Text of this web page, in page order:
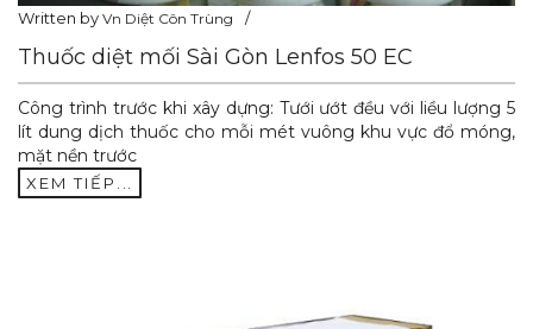
Written by Vn Diệt Côn Trùng
Thuốc diệt mối Sài Gòn Lenfos 50 EC
Công trình trước khi xây dựng: Tưới ướt đều với liều lượng 5
lít dung dịch thuốc cho mỗi mét vuông khu vực đổ móng,
mặt nền trước
XEM TIẾP...